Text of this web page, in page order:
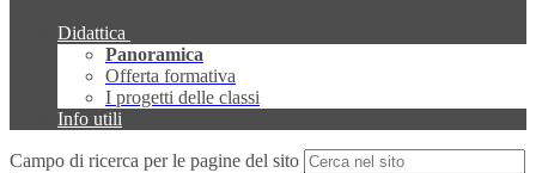
Didattica
Panoramica
Offerta formativa
I progetti delle classi
Info utili
Campo di ricerca per le pagine del sito